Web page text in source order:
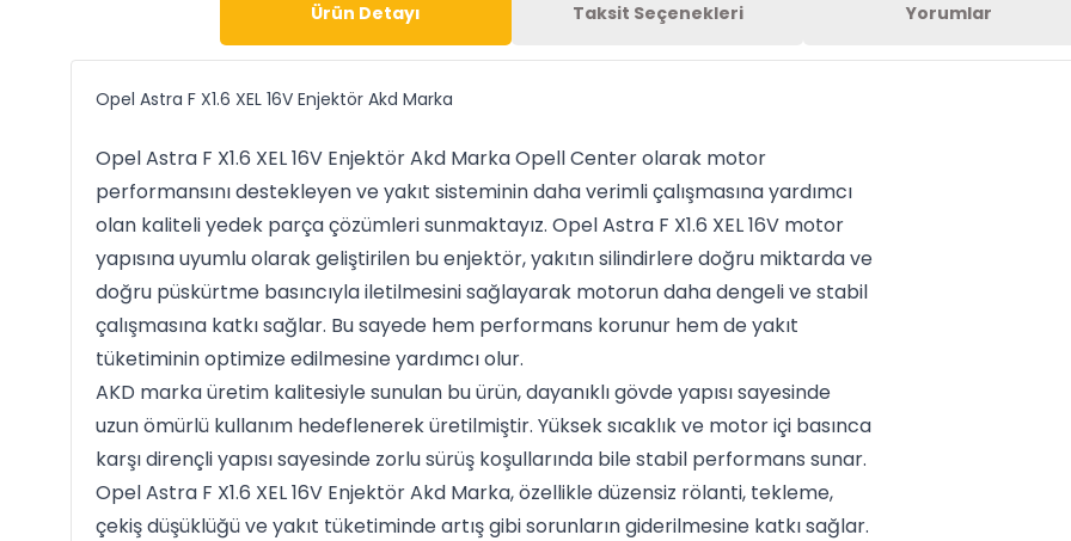
Ürün Detayı Taksit Seçenekleri Yorumlar
Opel Astra F X1.6 XEL 16V Enjektör Akd Marka
Opel Astra F X1.6 XEL 16V Enjektör Akd Marka Opell Center olarak motor
performansını destekleyen ve yakıt sisteminin daha verimli çalışmasına yardımcı
olan kaliteli yedek parça çözümleri sunmaktayız. Opel Astra F X1.6 XEL 16V motor
yapısına uyumlu olarak geliştirilen bu enjektör, yakıtın silindirlere doğru miktarda ve
doğru püskürtme basıncıyla iletilmesini sağlayarak motorun daha dengeli ve stabil
çalışmasına katkı sağlar. Bu sayede hem performans korunur hem de yakıt
tüketiminin optimize edilmesine yardımcı olur.
AKD marka üretim kalitesiyle sunulan bu ürün, dayanıklı gövde yapısı sayesinde
uzun ömürlü kullanım hedeflenerek üretilmiştir. Yüksek sıcaklık ve motor içi basınca
karşı dirençli yapısı sayesinde zorlu sürüş koşullarında bile stabil performans sunar.
Opel Astra F X1.6 XEL 16V Enjektör Akd Marka, özellikle düzensiz rölanti, tekleme,
çekiş düşüklüğü ve yakıt tüketiminde artış gibi sorunların giderilmesine katkı sağlar.